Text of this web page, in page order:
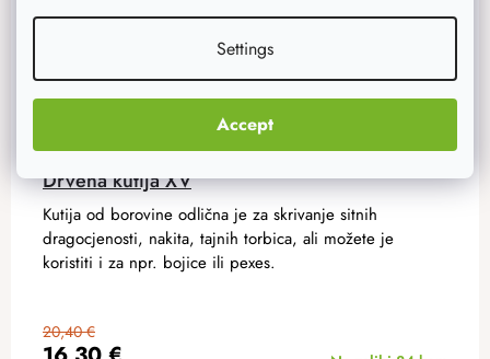
Settings
Accept
Drvena kutija XV
20,40 €
Kutija od borovine odlična je za skrivanje sitnih
dragocjenosti, nakita, tajnih torbica, ali možete je
koristiti i za npr. bojice ili pexes.